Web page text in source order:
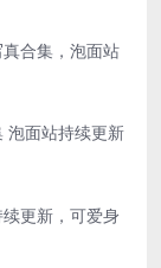
真合集，泡面站
泡面站持续更新
续更新，可爱身